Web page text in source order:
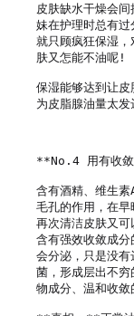
皮肤缺水干燥会
妹在护理时总有
就只顾疯狂保湿
肤又怎能不油呢!
保湿能够达到让
为皮脂腺油量太发
**No.4 用有收敛
含有酒精、维生
毛孔的作用，在
再次清洁皮肤又
含有强效收敛成
会分泌，只是没
菌，形成层出不
物成分、温和收敛